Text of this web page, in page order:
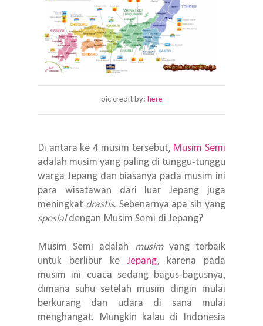
pic credit by: here
Di antara ke 4 musim tersebut, Musim Semi
adalah musim yang paling di tunggu-tunggu
warga Jepang dan biasanya pada musim ini
para wisatawan dari luar Jepang juga
meningkat drastis. Sebenarnya apa sih yang
spesialdengan Musim Semi di Jepang?
Musim Semi adalah musimyang terbaik
untuk berlibur keJepang, karena pada
musim ini cuaca sedang bagus-bagusnya,
dimana suhu setelah musim dingin mulai
berkurang dan udara di sana mulai
menghangat. Mungkin kalau di Indonesia